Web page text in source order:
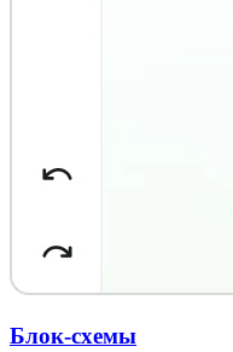
Блок-схемы